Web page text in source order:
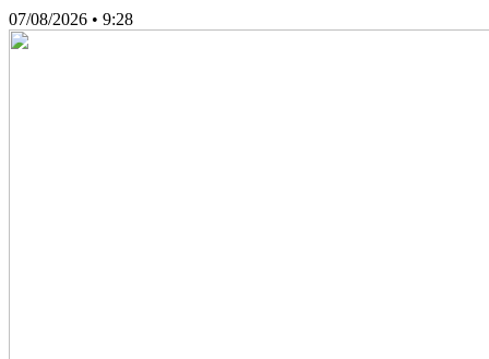
07/08/2026 • 9:28